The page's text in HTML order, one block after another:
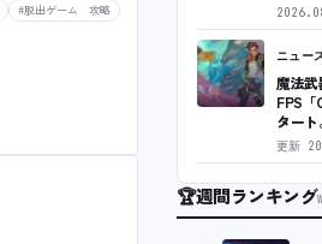
#脱出ゲーム 攻略
ニュー
魔法武
FPS「
ター
更新
🏆週間ランキング